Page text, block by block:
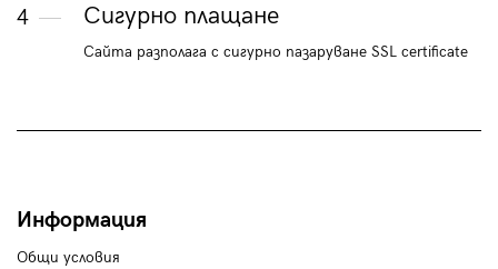
4 Сигурно плащане
Сайта разполага с сигурно пазаруване SSL certificate
Информация
Общи условия